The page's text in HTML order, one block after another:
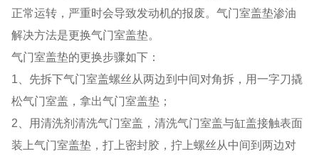
正常运转，严重时会导致发动机的报废。气门室盖垫渗油
解决方法是更换气门室盖垫。
气门室盖垫的更换步骤如下：
1、先拆下气门室盖螺丝从两边到中间对角拆，用一字刀撬
松气门室盖，拿出气门室盖垫；
2、用清洗剂清洗气门室盖，清洗气门室盖与缸盖接触表面
装上气门室盖垫，打上密封胶，拧上螺丝从中间到两边对